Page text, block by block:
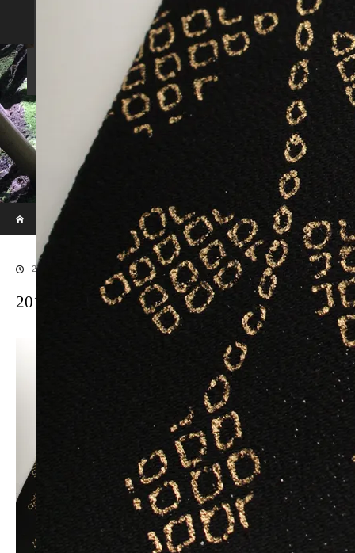
SHOP SHOPPING GUIDE
FAN VOICE ALBUM
NEWS SAMURAI-DEN
現代のサムライたちの時空間へ
ブログ
20170529SAMURAI-222
2017.06.30
20170529SAMURAI-222